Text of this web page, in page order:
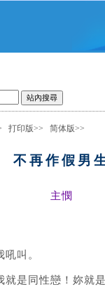
打印版>> 简体版>>
不再作假男
主憫
吼叫。
就是同性戀！妳就